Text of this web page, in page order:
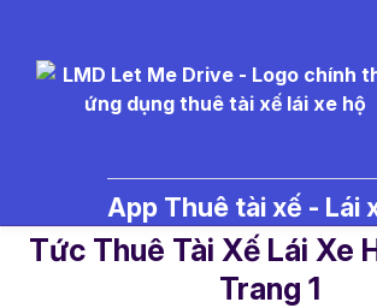
App Thuê tài xế - Lái
Tức Thuê Tài Xế Lái Xe
Trang 1​